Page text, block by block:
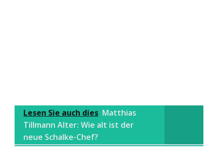
Lesen Sie auch dies Matthias
Tillmann Alter: Wie alt ist der
neue Schalke-Chef?